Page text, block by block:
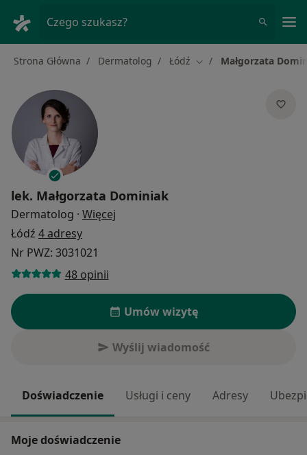
Czego szukasz?
Strona Główna Dermatolog Łódź Zmień miasto
Małgorzata
lek. Małgorzata Dominiak
Dermatolog · Więcej
Łódź 4 adresy
Nr PWZ: 3031021
48 opinii
Umów wizytę
Wyślij wiadomość
Doświadczenie Usługi i ceny Adresy
Moje doświadczenie